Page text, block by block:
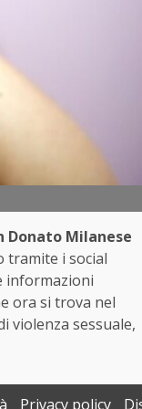
Donato Milanese
tramite i social
informazioni
ora si trova nel
violenza sessuale,
Privacy policy